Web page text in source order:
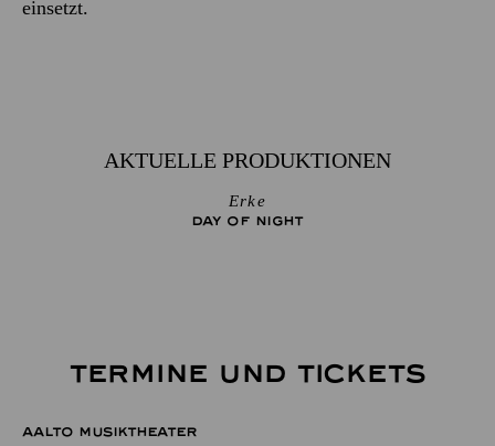
einsetzt.
AKTUELLE PRODUKTIONEN
Erke
DAY OF NIGHT
TERMINE UND TICKETS
AALTO MUSIKTHEATER